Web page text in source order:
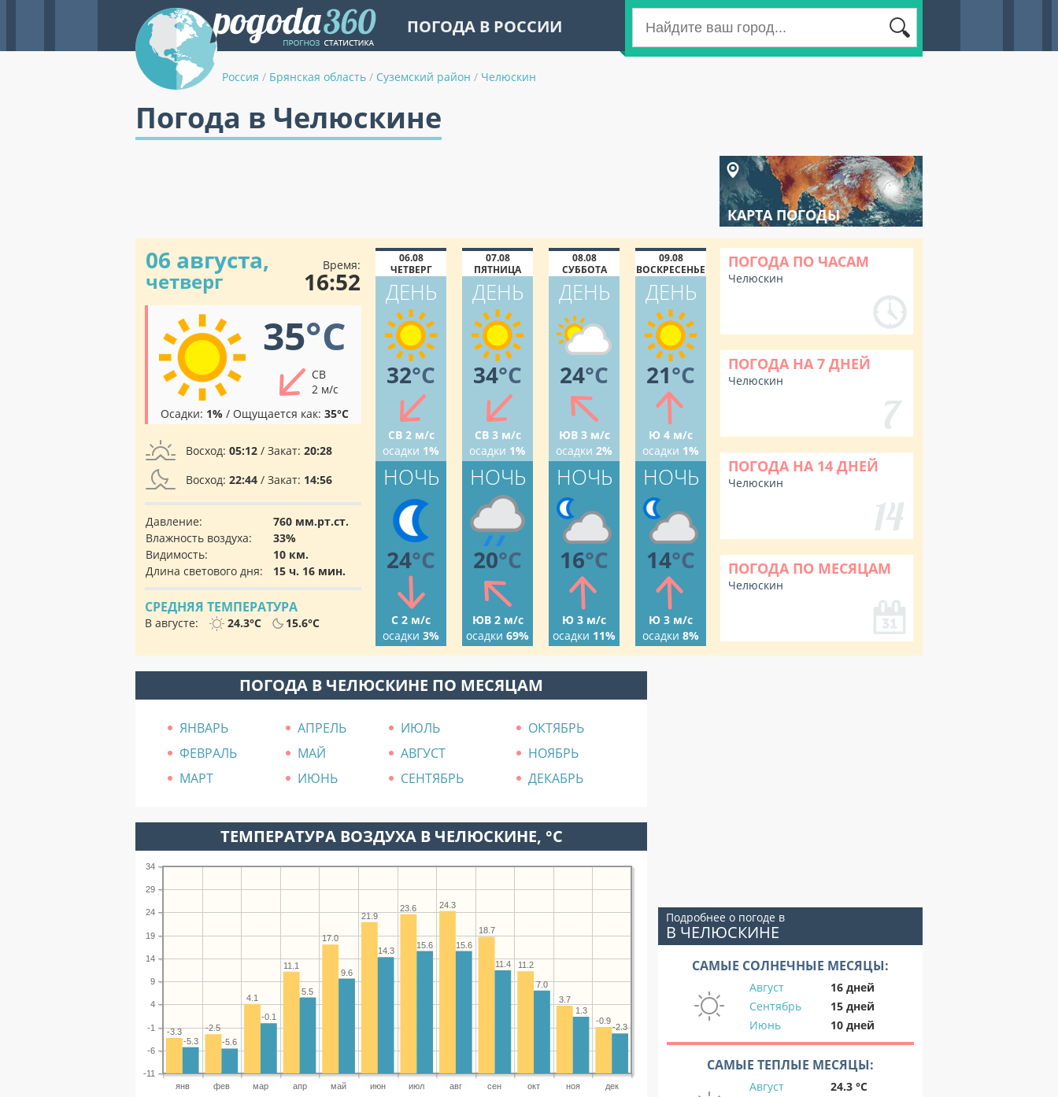
ПОГОДА В РОССИИ
Россия / Брянская область / Суземский район / Челюскин
Погода в Челюскине
КАРТА ПОГОДЫ
06 августа,
четверг
Время:
16:52
35°C
СВ
2 м/с
Осадки: 1% / Ощущается как: 35°C
Восход: 05:12 / Закат: 20:28
Восход: 22:44 / Закат: 14:56
Давление:
760 мм.рт.ст.
Влажность воздуха:
33%
Видимость:
10 км.
Длина светового дня:
15 ч. 16 мин.
СРЕДНЯЯ ТЕМПЕРАТУРА
В августе: 24.3°C 15.6°C
06.08
ЧЕТВЕРГ
ДЕНЬ
32°C
СВ 2 м/с
осадки 1%
НОЧЬ
24°C
С 2 м/с
осадки 3%
07.08
ПЯТНИЦА
ДЕНЬ
34°C
СВ 3 м/с
осадки 1%
НОЧЬ
20°C
ЮВ 2 м/с
осадки 69%
08.08
СУББОТА
ДЕНЬ
24°C
ЮВ 3 м/с
осадки 2%
НОЧЬ
16°C
Ю 3 м/с
осадки 11%
09.08
ВОСКРЕСЕНЬЕ
ДЕНЬ
21°C
Ю 4 м/с
осадки 1%
НОЧЬ
14°C
Ю 3 м/с
осадки 8%
ПОГОДА ПО ЧАСАМ
Челюскин
ПОГОДА НА 7 ДНЕЙ
Челюскин
ПОГОДА НА 14 ДНЕЙ
Челюскин
ПОГОДА ПО МЕСЯЦАМ
Челюскин
ПОГОДА В ЧЕЛЮСКИНЕ ПО МЕСЯЦАМ
ЯНВАРЬ АПРЕЛЬ ИЮЛЬ
ОКТЯБРЬ
ФЕВРАЛЬ
МАЙ АВГУСТ
НОЯБРЬ
МАРТ
ИЮНЬ СЕНТЯБРЬ ДЕКАБРЬ
ТЕМПЕРАТУРА ВОЗДУХА В ЧЕЛЮСКИНЕ, °C
янв фев мар апр май июн июл авг сен окт ноя дек
-11
-6
-1
4
9
14
19
24
29
34
-0.9
3.7
11.2
18.7
24.3
23.6
21.9
17.0
11.1
4.1
-2.5
-3.3 -2.3
1.3
7.0
11.4
15.6
15.6
14.3
9.6
5.5
-0.1
-5.6
-5.3
Подробнее о погоде в
В ЧЕЛЮСКИНЕ
САМЫЕ СОЛНЕЧНЫЕ МЕСЯЦЫ:
Август
16 дней
Сентябрь
15 дней
Июнь
10 дней
САМЫЕ ТЕПЛЫЕ МЕСЯЦЫ:
Август
24.3 °C